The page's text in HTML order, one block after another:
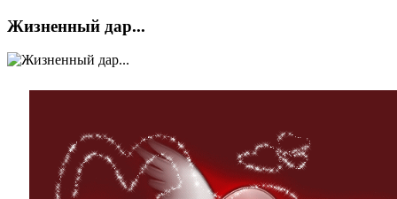
Жизненный дар...